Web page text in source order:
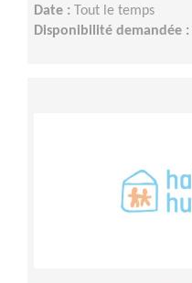
Date :
Tout le temps
Disponibilité demandée :